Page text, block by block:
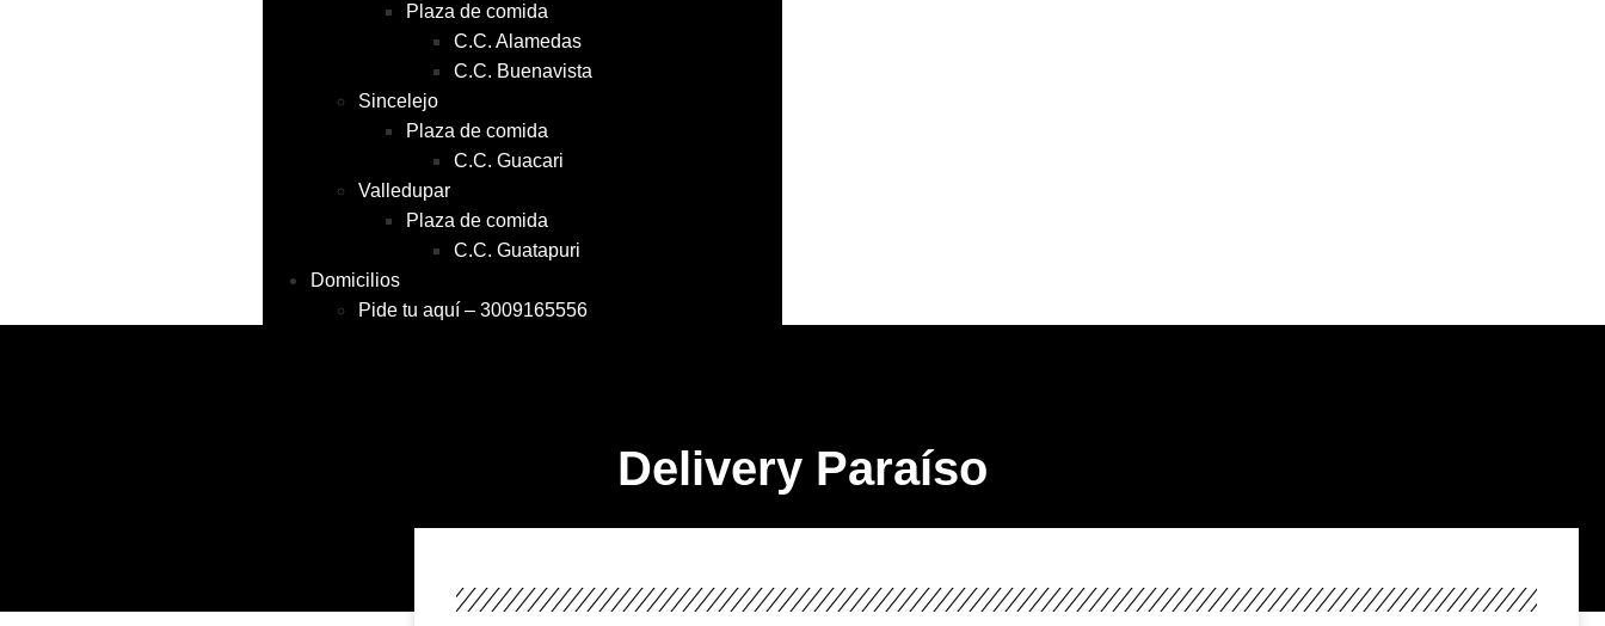
Plaza de comida
C.C. Alamedas
C.C. Buenavista
Sincelejo
Plaza de comida
C.C. Guacari
Valledupar
Plaza de comida
C.C. Guatapuri
Domicilios
Pide tu aquí – 3009165556
Delivery Paraíso